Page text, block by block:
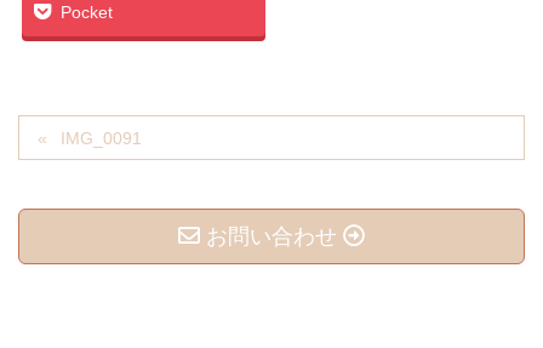
Pocket
IMG_0091
お問い合わせ